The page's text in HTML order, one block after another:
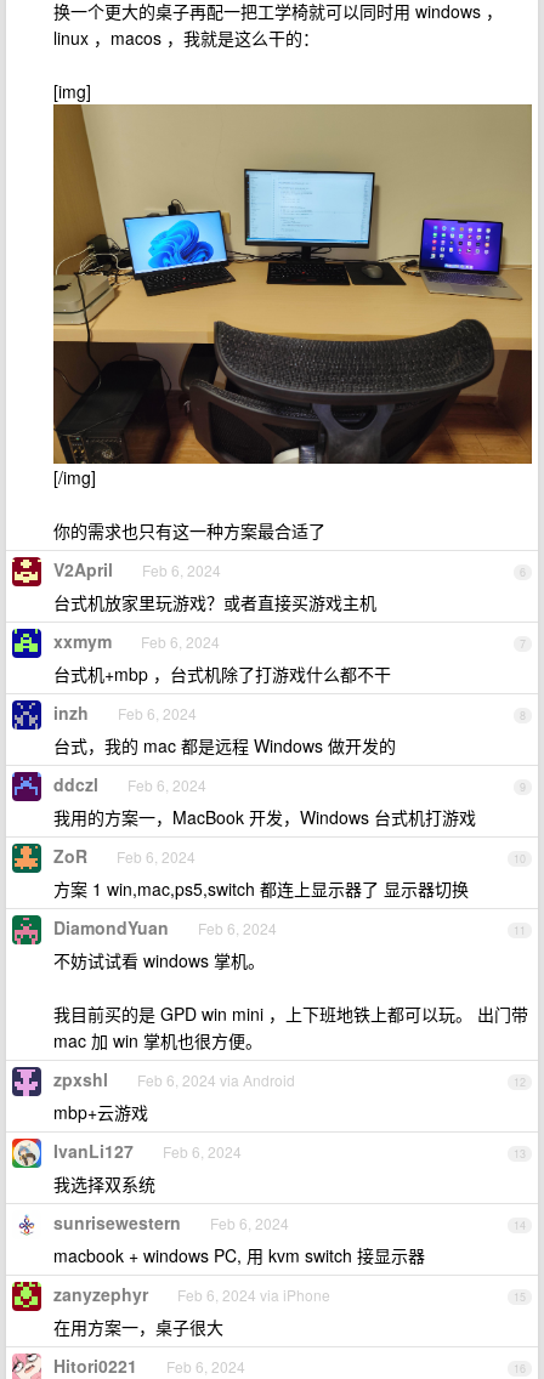
换一个更大的桌子再配一把工学椅就可以同时用 windows ，
linux ，macos ，我就是这么干的：
[img]
[/img]
你的需求也只有这一种方案最合适了
6
V2April Feb 6, 2024
台式机放家里玩游戏？或者直接买游戏主机
7
xxmym Feb 6, 2024
台式机+mbp ，台式机除了打游戏什么都不干
8
inzh Feb 6, 2024
台式，我的 mac 都是远程 Windows 做开发的
9
ddczl Feb 6, 2024
我用的方案一，MacBook 开发，Windows 台式机打游戏
10
ZoR Feb 6, 2024
方案 1 win,mac,ps5,switch 都连上显示器了 显示器切换
11
DiamondYuan Feb 6, 2024
不妨试试看 windows 掌机。
我目前买的是 GPD win mini ，上下班地铁上都可以玩。 出门带
mac 加 win 掌机也很方便。
12
zpxshl Feb 6, 2024 via Android
mbp+云游戏
13
IvanLi127 Feb 6, 2024
我选择双系统
14
sunrisewestern Feb 6, 2024
macbook + windows PC, 用 kvm switch 接显示器
15
zanyzephyr Feb 6, 2024 via iPhone
在用方案一，桌子很大
16
Hitori0221 Feb 6, 2024